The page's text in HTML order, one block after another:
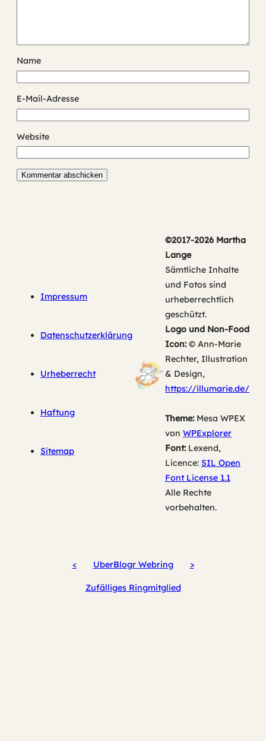
Name
E-Mail-Adresse
Website
Impressum
Datenschutzerklärung
Urheberrecht
Haftung
Sitemap
©2017-2026 Martha
Lange
Sämtliche Inhalte
und Fotos sind
urheberrechtlich
geschützt.
Logo und Non-Food
Icon:© Ann-Marie
Rechter, Illustration
& Design,
https://illumarie.de/
Theme:Mesa WPEX
von WPExplorer
Font:Lexend,
Licence: SIL Open
Font License 1.1
Alle Rechte
vorbehalten.
< UberBlogr Webring >
Zufälliges Ringmitglied